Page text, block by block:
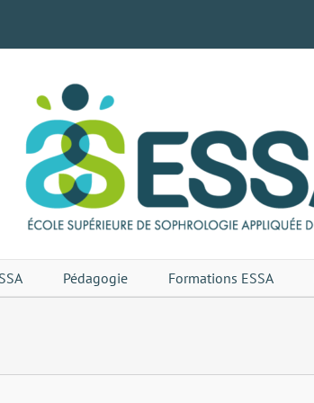
Pédagogie Formations ESSA